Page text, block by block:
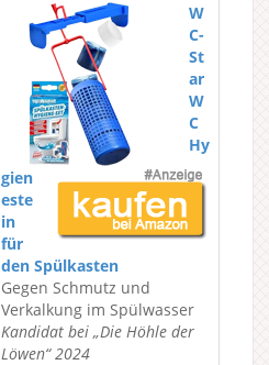
W
C-
St
ar
W
C
Hy
gien
este
in
für
den Spülkasten
Gegen Schmutz und
Verkalkung im Spülwasser
Kandidat bei „Die Höhle der
Löwen“ 2024